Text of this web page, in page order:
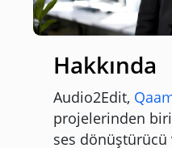
Hakkında
Audio2Edit,
projelerinden
ses